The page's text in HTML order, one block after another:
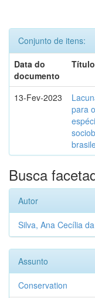
Conjunto de itens:
Data do
documento
Título
13-Fev-2023
para
Busca
Autor
Silva, Ana Cecília
Assunto
Conservation